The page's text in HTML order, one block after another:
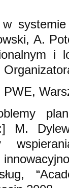
A.
i
PWE,
M.